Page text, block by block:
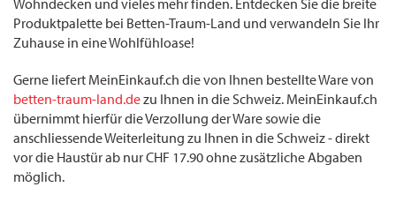
Wohndecken und vieles mehr finden. Entdecken Sie die breite
Produktpalette bei Betten-Traum-Land und verwandeln Sie Ihr
Zuhause in eine Wohlfühloase!
Gerne liefert MeinEinkauf.ch die von Ihnen bestellte Ware von
betten-traum-land.dezu Ihnen in die Schweiz. MeinEinkauf.ch
übernimmt hierfür die Verzollung der Ware sowie die
anschliessende Weiterleitung zu Ihnen in die Schweiz - direkt
vor die Haustür ab nur CHF 17.90 ohne zusätzliche Abgaben
möglich.